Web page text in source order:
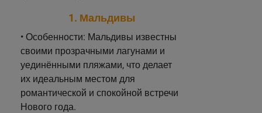
1. Мальдивы
• Особенности: Мальдивы известны
своими прозрачными лагунами и
уединёнными пляжами, что делает
их идеальным местом для
романтической и спокойной встречи
Нового года.